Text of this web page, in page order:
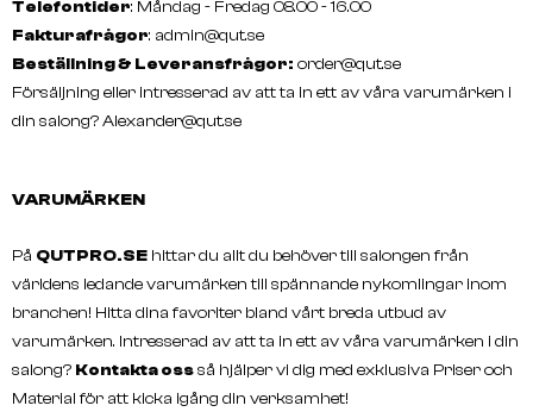
Telefontider: Måndag - Fredag 08.00 - 16.00
Fakturafrågor: admin@qut.se
Beställning & Leveransfrågor: order@qut.se
Försäljning eller intresserad av att ta in ett av våra varumärken i
din salong?Alexander@qut.se
VARUMÄRKEN
På QUTPRO.SE hittar du allt du behöver till salongen från
världens ledande varumärken till spännande nykomlingar inom
branchen! Hitta dina favoriter bland vårt breda utbud av
varumärken. Intresserad av att ta in ett av våra varumärken i din
salong? Kontakta ossså hjälper vi dig med exklusiva Priser och
Material för att kicka igång din verksamhet!